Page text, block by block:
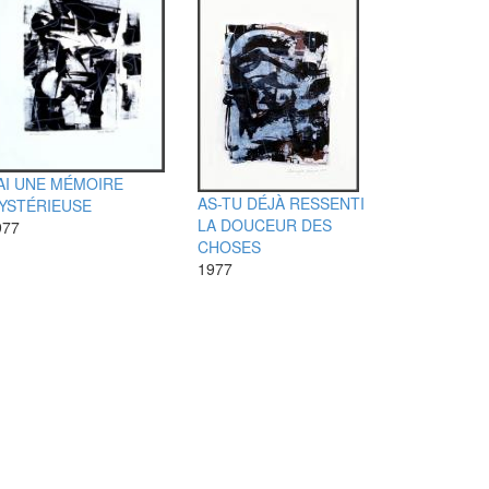
UNE MÉMOIRE
AS-TU DÉJÀ RESSENTI
LA DOUCEUR DES
CHOSES
1977